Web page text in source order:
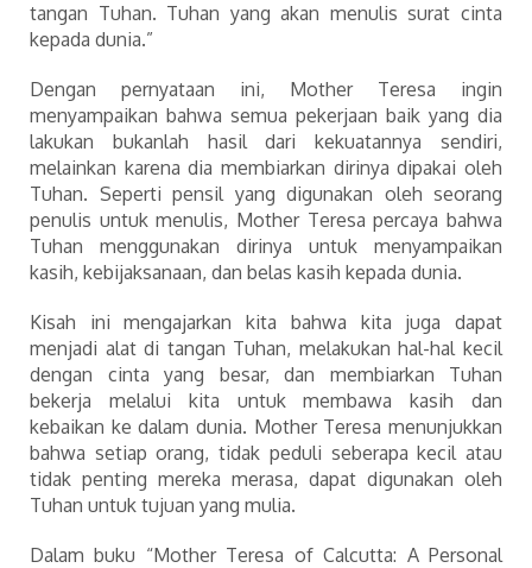
tangan Tuhan. Tuhan yang akan menulis surat cinta
kepada dunia.”
Dengan pernyataan ini, Mother Teresa ingin
menyampaikan bahwa semua pekerjaan baik yang dia
lakukan bukanlah hasil dari kekuatannya sendiri,
melainkan karena dia membiarkan dirinya dipakai oleh
Tuhan. Seperti pensil yang digunakan oleh seorang
penulis untuk menulis, Mother Teresa percaya bahwa
Tuhan menggunakan dirinya untuk menyampaikan
kasih, kebijaksanaan, dan belas kasih kepada dunia.
Kisah ini mengajarkan kita bahwa kita juga dapat
menjadi alat di tangan Tuhan, melakukan hal-hal kecil
dengan cinta yang besar, dan membiarkan Tuhan
bekerja melalui kita untuk membawa kasih dan
kebaikan ke dalam dunia. Mother Teresa menunjukkan
bahwa setiap orang, tidak peduli seberapa kecil atau
tidak penting mereka merasa, dapat digunakan oleh
Tuhan untuk tujuan yang mulia.
Dalam buku “Mother Teresa of Calcutta: A Personal